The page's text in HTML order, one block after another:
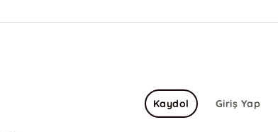
Giriş Yap
Kaydol